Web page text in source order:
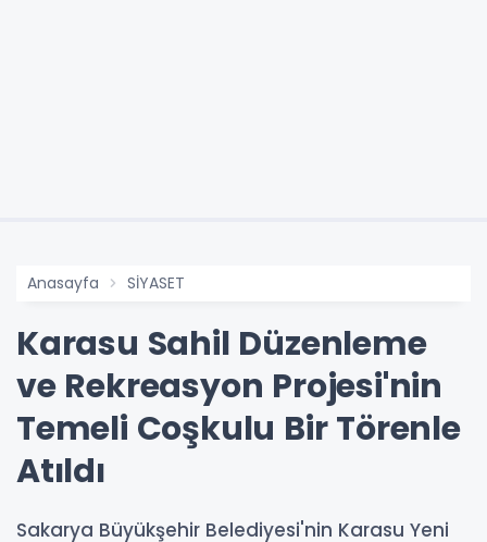
Anasayfa SİYASET
Karasu Sahil Düzenleme
ve Rekreasyon Projesi'nin
Temeli Coşkulu Bir Törenle
Atıldı
Sakarya Büyükşehir Belediyesi'nin Karasu Yeni